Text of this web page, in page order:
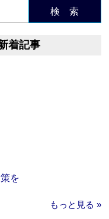
検 索
着記事
を
もっと見る »